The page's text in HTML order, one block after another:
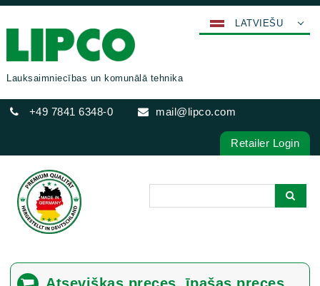
Lauksaimniecības un komunālā tehnika
+49 7841 6348-0 mail@lipco.com
POLSKI
ITALIANO
ČEŠTINA
LATVIEŠU
Retailer Login